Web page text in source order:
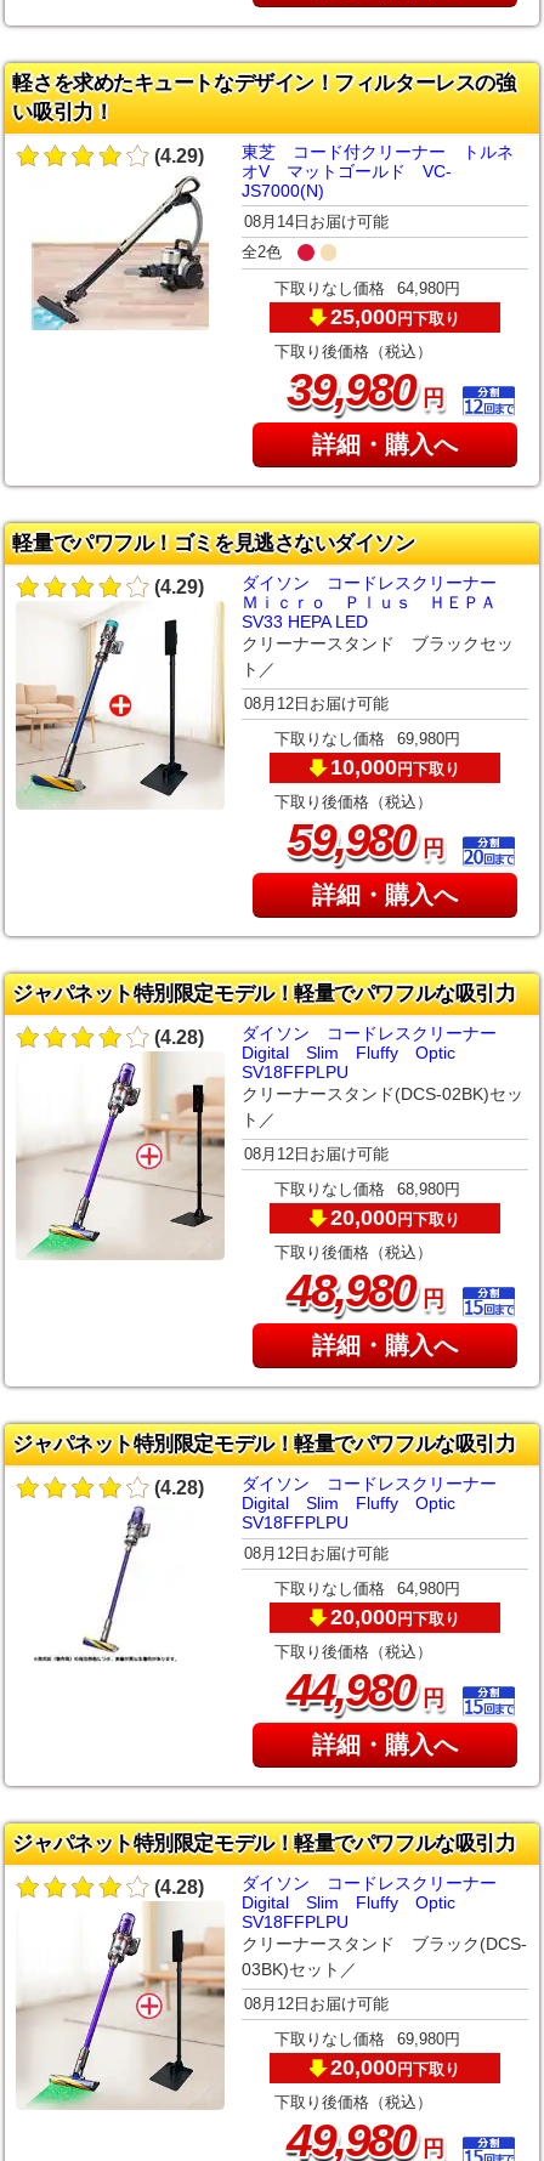
軽さを求めたキュートなデザイン！フィルターレスの強
い吸引力！
(4.29)
東芝 コード付クリーナー トルネ
オV マットゴールド VC-
JS7000(N)
08月14日お届け可能
全2色
下取りなし価格 64,980円
25,000円下取り
下取り後価格（税込）
39,980円
詳細・購入へ
軽量でパワフル！ゴミを見逃さないダイソン
(4.29)
ダイソン コードレスクリーナー
Ｍｉｃｒｏ Ｐｌｕｓ ＨＥＰＡ
SV33 HEPA LED
クリーナースタンド ブラックセッ
ト／
08月12日お届け可能
下取りなし価格 69,980円
10,000円下取り
下取り後価格（税込）
59,980円
詳細・購入へ
ジャパネット特別限定モデル！軽量でパワフルな吸引力
(4.28)
ダイソン コードレスクリーナー
Digital Slim Fluffy Optic
SV18FFPLPU
クリーナースタンド(DCS-02BK)セッ
ト／
08月12日お届け可能
下取りなし価格 68,980円
20,000円下取り
下取り後価格（税込）
48,980円
詳細・購入へ
ジャパネット特別限定モデル！軽量でパワフルな吸引力
(4.28)
ダイソン コードレスクリーナー
Digital Slim Fluffy Optic
SV18FFPLPU
08月12日お届け可能
下取りなし価格 64,980円
20,000円下取り
下取り後価格（税込）
44,980円
詳細・購入へ
ジャパネット特別限定モデル！軽量でパワフルな吸引力
(4.28)
ダイソン コードレスクリーナー
Digital Slim Fluffy Optic
SV18FFPLPU
クリーナースタンド ブラック(DCS-
03BK)セット／
08月12日お届け可能
下取りなし価格 69,980円
20,000円下取り
下取り後価格（税込）
49,980円